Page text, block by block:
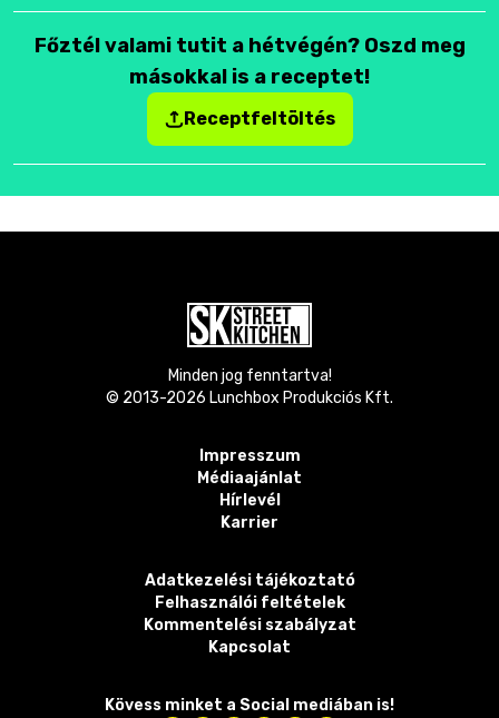
Főztél valami tutit a hétvégén? Oszd meg
másokkal is a receptet!
Receptfeltöltés
Minden jog fenntartva!
© 2013-2026 Lunchbox Produkciós Kft.
Impresszum
Médiaajánlat
Hírlevél
Karrier
Adatkezelési tájékoztató
Felhasználói feltételek
Kommentelési szabályzat
Kapcsolat
Kövess minket a Social mediában is!